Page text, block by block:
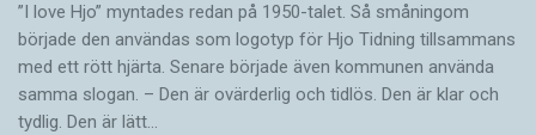
”I love Hjo” myntades redan på 1950-talet. Så småningom
började den användas som logotyp för Hjo Tidning tillsammans
med ett rött hjärta. Senare började även kommunen använda
samma slogan. – Den är ovärderlig och tidlös. Den är klar och
tydlig. Den är lätt…